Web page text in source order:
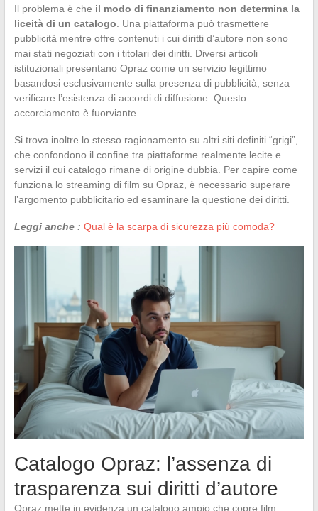
Il problema è che il modo di finanziamento non determina la
liceità di un catalogo . Una piattaforma può trasmettere
pubblicità mentre offre contenuti i cui diritti d’autore non sono
mai stati negoziati con i titolari dei diritti. Diversi articoli
istituzionali presentano Opraz come un servizio legittimo
basandosi esclusivamente sulla presenza di pubblicità, senza
verificare l’esistenza di accordi di diffusione. Questo
accorciamento è fuorviante.
Si trova inoltre lo stesso ragionamento su altri siti definiti “grigi”,
che confondono il confine tra piattaforme realmente lecite e
servizi il cui catalogo rimane di origine dubbia. Per capire come
funziona lo streaming di film su Opraz, è necessario superare
l’argomento pubblicitario ed esaminare la questione dei diritti.
Leggi anche : Qual è la scarpa di sicurezza più comoda?
Catalogo Opraz: l’assenza di
trasparenza sui diritti d’autore
Opraz mette in evidenza un catalogo ampio che copre film